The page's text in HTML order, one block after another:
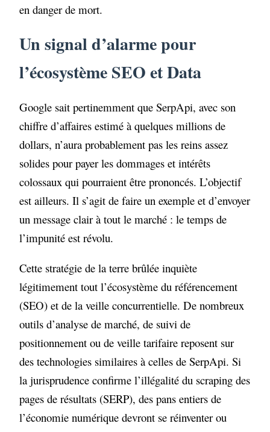
en danger de mort.
Un signal d’alarme pour
l’écosystème SEO et Data
Google sait pertinemment que SerpApi, avec son
chiffre d’affaires estimé à quelques millions de
dollars, n’aura probablement pas les reins assez
solides pour payer les dommages et intérêts
colossaux qui pourraient être prononcés. L’objectif
est ailleurs. Il s’agit de faire un exemple et d’envoyer
un message clair à tout le marché : le temps de
l’impunité est révolu.
Cette stratégie de la terre brûlée inquiète
légitimement tout l’écosystème du référencement
(SEO) et de la veille concurrentielle. De nombreux
outils d’analyse de marché, de suivi de
positionnement ou de veille tarifaire reposent sur
des technologies similaires à celles de SerpApi. Si
la jurisprudence confirme l’illégalité du scraping des
pages de résultats (SERP), des pans entiers de
l’économie numérique devront se réinventer ou